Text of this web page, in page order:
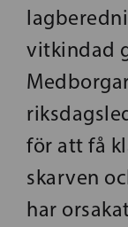
vitkindad
för att få
skarven
har